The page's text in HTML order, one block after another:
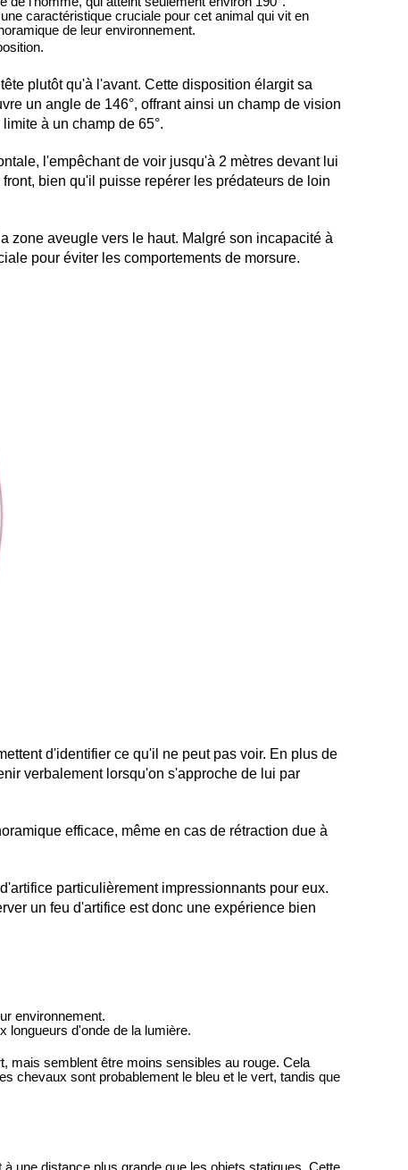
caractéristique cruciale pour cet animal qui vit en
de leur environnement.
plutôt qu'à l'avant. Cette disposition élargit sa
un angle de 146°, offrant ainsi un champ de vision
à un champ de 65°.
l'empêchant de voir jusqu'à 2 mètres devant lui
bien qu'il puisse repérer les prédateurs de loin
zone aveugle vers le haut. Malgré son incapacité à
pour éviter les comportements de morsure.
d'identifier ce qu'il ne peut pas voir. En plus de
verbalement lorsqu'on s'approche de lui par
efficace, même en cas de rétraction due à
particulièrement impressionnants pour eux.
un feu d'artifice est donc une expérience bien
environnement.
longueurs d'onde de la lumière.
mais semblent être moins sensibles au rouge. Cela
chevaux sont probablement le bleu et le vert, tandis que
une distance plus grande que les objets statiques. Cette